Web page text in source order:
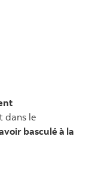
dans le
basculé à la